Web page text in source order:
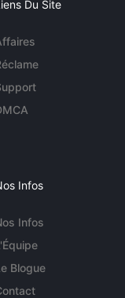
Du Site
Infos
Infos
Blogue